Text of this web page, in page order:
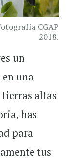
CGAP
2018.
un
una
altas
has
para
tus